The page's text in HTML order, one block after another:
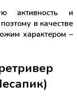
активность и
в качестве
характером –